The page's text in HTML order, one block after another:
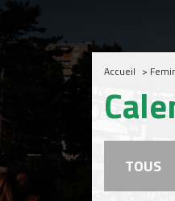
Accueil >
TOUS